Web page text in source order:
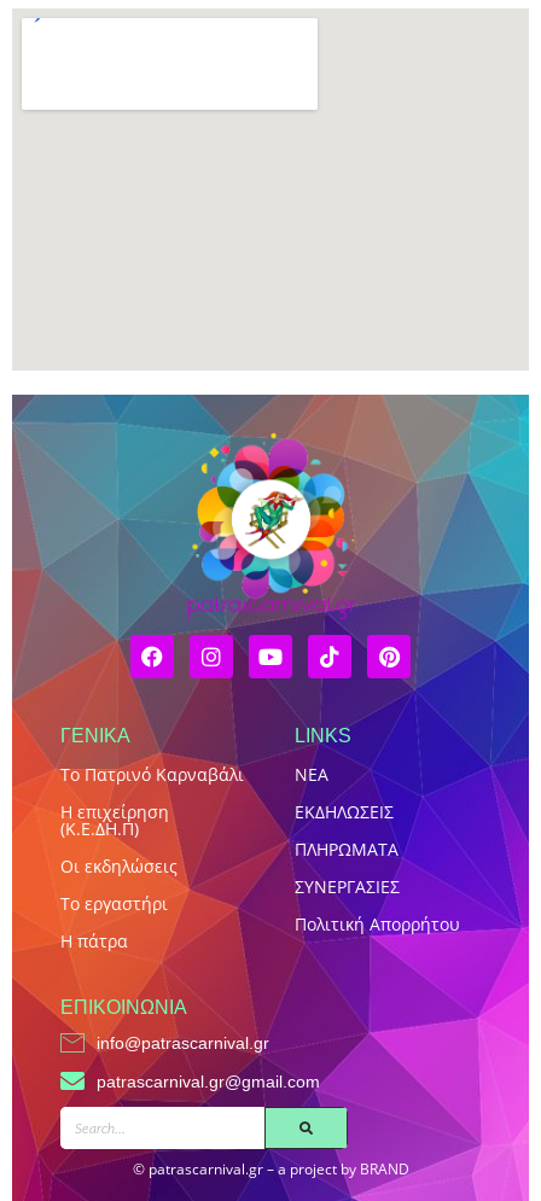
ΓΕΝΙΚΑ
Το Πατρινό Καρναβάλι
Η επιχείρηση
(Κ.Ε.ΔΗ.Π)
Οι εκδηλώσεις
Το εργαστήρι
Η πάτρα
LINKS
NEA
ΕΚΔΗΛΩΣΕΙΣ
ΠΛΗΡΩΜΑΤΑ
ΣΥΝΕΡΓΑΣΙΕΣ
Πολιτική Απορρήτου
ΕΠΙΚΟΙΝΩΝΊΑ
info@patrascarnival.gr
patrascarnival.gr@gmail.com
SEARCH
© patrascarnival.gr – a project by BRAND